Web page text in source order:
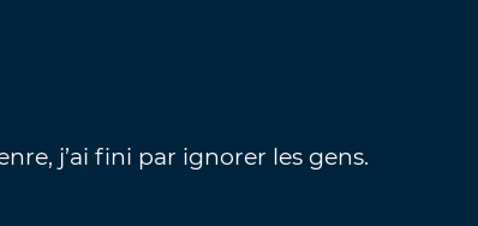
j’ai fini par ignorer les gens.